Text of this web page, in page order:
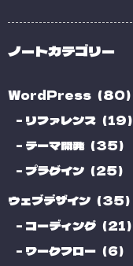
ノートカテゴリー
WordPress（80）
リファレンス（19）
テーマ開発（35）
プラグイン（25）
ウェブデザイン（35）
コーディング（21）
ワークフロー（6）